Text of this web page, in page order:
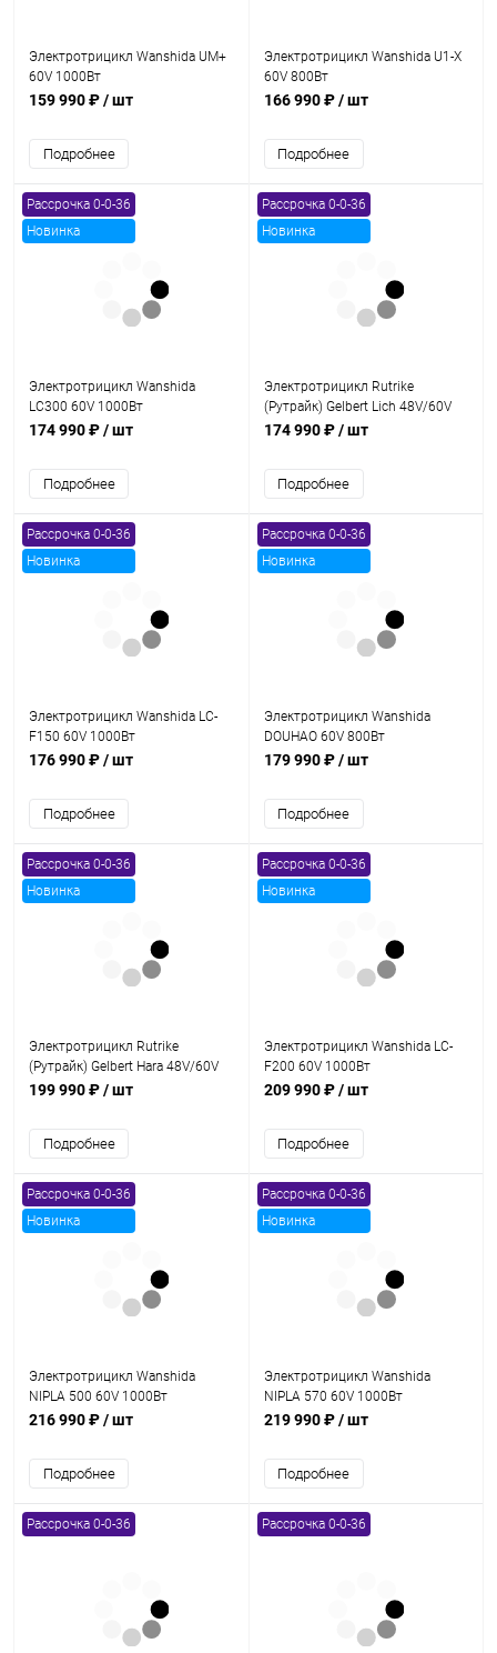
Электротрицикл Wanshida UM+
60V 1000Вт
159 990 ₽/ шт
Подробнее
Электротрицикл Wanshida U1-X
60V 800Вт
166 990 ₽/ шт
Подробнее
Рассрочка 0-0-36
Новинка
Электротрицикл Wanshida
LC300 60V 1000Вт
174 990 ₽/ шт
Подробнее
Рассрочка 0-0-36
Новинка
Электротрицикл Rutrike
(Рутрайк) Gelbert Lich 48V/60V
600Вт
174 990 ₽/ шт
Подробнее
Рассрочка 0-0-36
Новинка
Электротрицикл Wanshida LC-
F150 60V 1000Вт
176 990 ₽/ шт
Подробнее
Рассрочка 0-0-36
Новинка
Электротрицикл Wanshida
DOUHAO 60V 800Вт
179 990 ₽/ шт
Подробнее
Рассрочка 0-0-36
Новинка
Электротрицикл Rutrike
(Рутрайк) Gelbert Hara 48V/60V
600Вт
199 990 ₽/ шт
Подробнее
Рассрочка 0-0-36
Новинка
Электротрицикл Wanshida LC-
F200 60V 1000Вт
209 990 ₽/ шт
Подробнее
Рассрочка 0-0-36
Новинка
Электротрицикл Wanshida
NIPLA 500 60V 1000Вт
216 990 ₽/ шт
Подробнее
Рассрочка 0-0-36
Новинка
Электротрицикл Wanshida
NIPLA 570 60V 1000Вт
219 990 ₽/ шт
Подробнее
Рассрочка 0-0-36 Рассрочка 0-0-36